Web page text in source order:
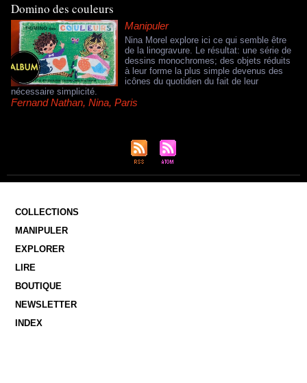
Domino des couleurs
Manipuler
Nina Morel explore ici ce qui semble être
de la linogravure. Le résultat: une série de
dessins monochromes; des objets réduits
à leur forme la plus simple devenus des
icônes du quotidien du fait de leur
nécessaire simplicité.
Fernand Nathan, Nina, Paris
COLLECTIONS
MANIPULER
EXPLORER
LIRE
BOUTIQUE
NEWSLETTER
INDEX